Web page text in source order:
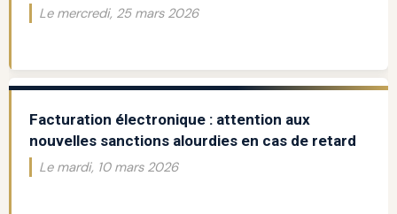
Le mercredi, 25 mars 2026
Facturation électronique : attention aux
nouvelles sanctions alourdies en cas de retard
Le mardi, 10 mars 2026